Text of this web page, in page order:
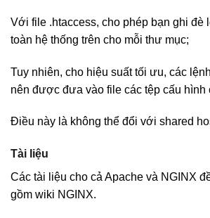
Với file .htaccess, cho phép bạn ghi đè
toàn hệ thống trên cho mỗi thư mục;
Tuy nhiên, cho hiệu suất tối ưu, các
nên được đưa vào file các tệp cấu hình
Điều này là không thể đổi với shared
Tài liệu
Các tài liệu cho cả Apache và NGINX
gồm wiki NGINX.